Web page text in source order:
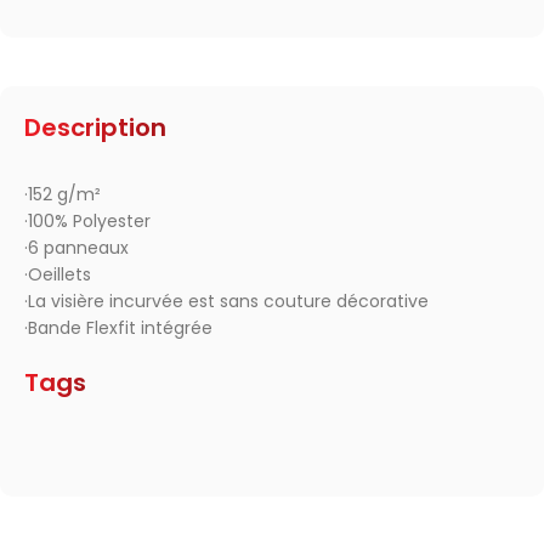
Description
·152 g/m²
·100% Polyester
·6 panneaux
·Oeillets
·La visière incurvée est sans couture décorative
·Bande Flexfit intégrée
Tags